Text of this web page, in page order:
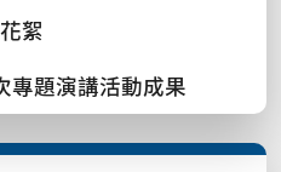
絮
專題演講活動成果